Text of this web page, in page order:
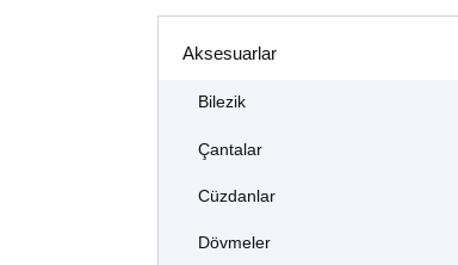
Aksesuarlar
Bilezik
Çantalar
Cüzdanlar
Dövmeler